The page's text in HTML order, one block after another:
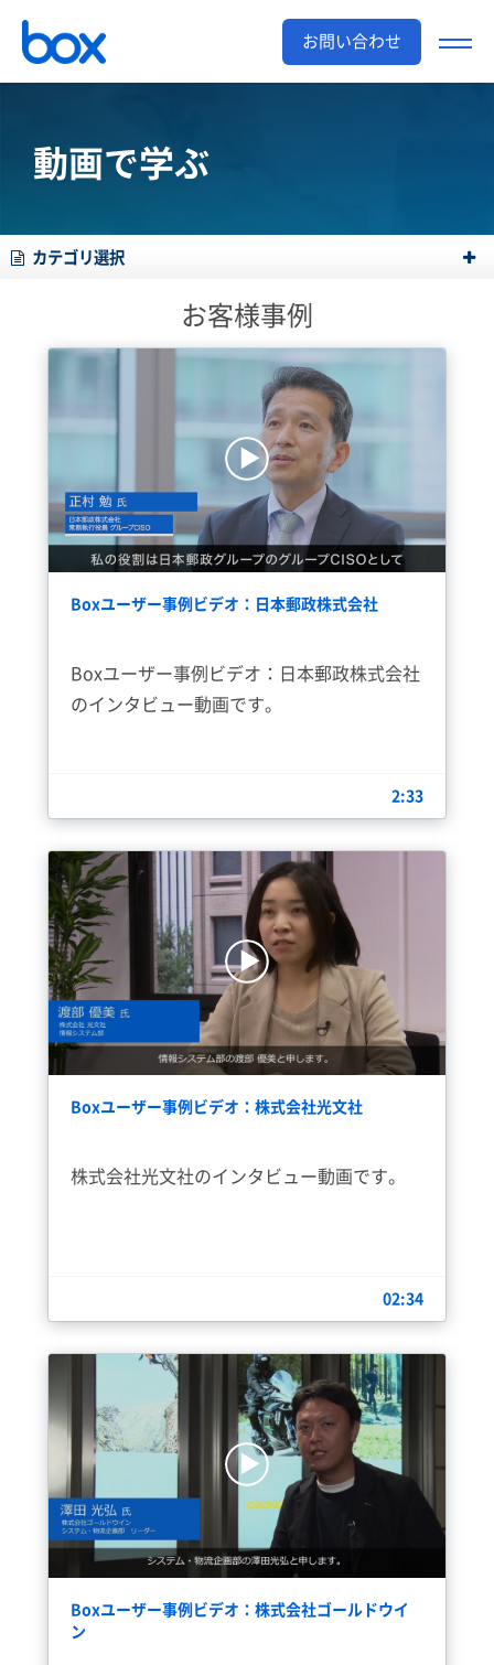
お問い合わせ
動画で学ぶ
カテゴリ選択
お客様事例
Boxユーザー事例ビデオ：日本郵政株式会社
Boxユーザー事例ビデオ：日本郵政株式会社
のインタビュー動画です。
2:33
Boxユーザー事例ビデオ：株式会社光文社
株式会社光文社のインタビュー動画です。
02:34
Boxユーザー事例ビデオ：株式会社ゴールドウイ
ン